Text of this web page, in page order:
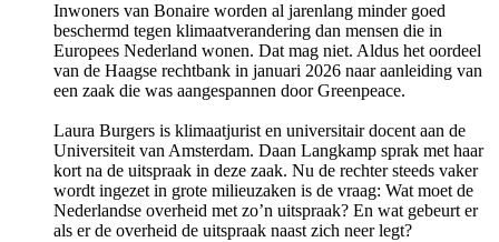
Inwoners van Bonaire worden al jarenlang minder goed
beschermd tegen klimaatverandering dan mensen die in
Europees Nederland wonen. Dat mag niet. Aldus het oordeel
van de Haagse rechtbank in januari 2026 naar aanleiding van
een zaak die was aangespannen door Greenpeace.
Laura Burgers is klimaatjurist en universitair docent aan de
Universiteit van Amsterdam. Daan Langkamp sprak met haar
kort na de uitspraak in deze zaak. Nu de rechter steeds vaker
wordt ingezet in grote milieuzaken is de vraag: Wat moet de
Nederlandse overheid met zo’n uitspraak? En wat gebeurt er
als er de overheid de uitspraak naast zich neer legt?